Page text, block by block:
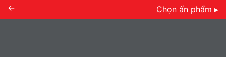
← Chọn ấn phẩm ▸